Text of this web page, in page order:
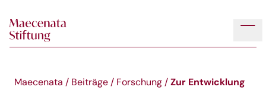
Maecenata / Beiträge / Forschung / Zur Entwicklung